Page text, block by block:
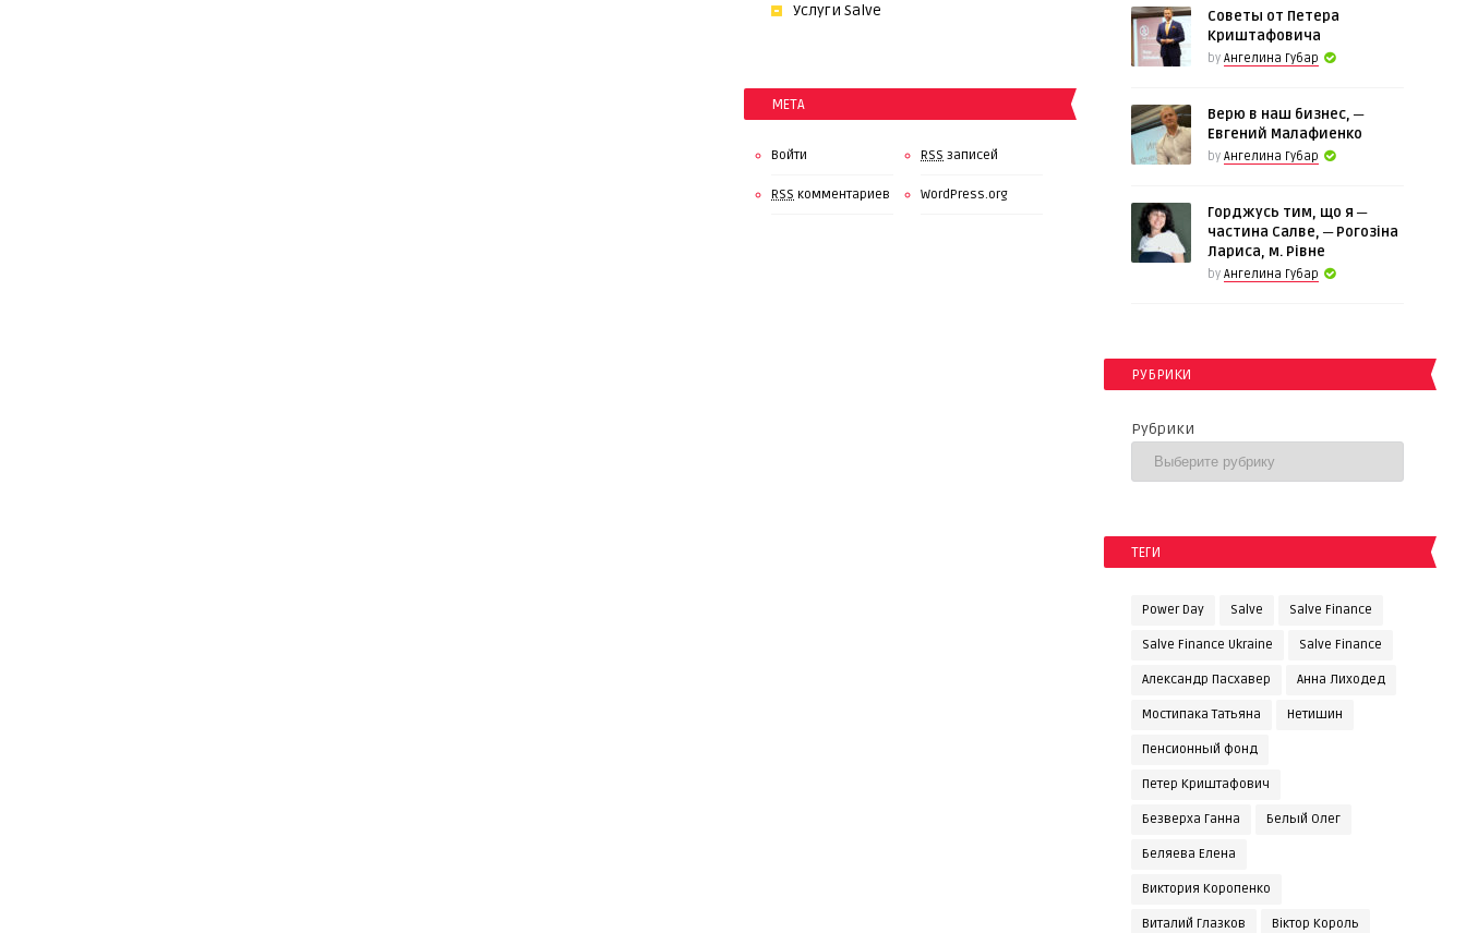
Услуги Salve
МЕТА
Войти RSS записей
RSS комментариев WordPress.org
Советы от Петера
Криштафовича
by Ангелина Губар
Верю в наш бизнес, ─
Евгений Малафиенко
by Ангелина Губар
Горджусь тим, що я ─
частина Салве, ─ Рогозіна
Лариса, м. Рівне
by Ангелина Губар
РУБРИКИ
Рубрики
ТЕГИ
Power Day Salve Salve Finance
Salve Finance Ukraine Salve Finanсe
Александр Пасхавер Анна Лиходед
Мостипака Татьяна Нетишин
Пенсионный фонд
Петер Криштафович
Безверха Ганна Белый Олег
Беляева Елена
Виктория Коропенко
Виталий Глазков Віктор Король